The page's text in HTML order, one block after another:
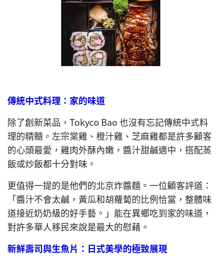
傳統中式料理：家的味道
除了創新菜品，Tokyco Bao 也沒有忘記傳統中式料
理的精髓。左宗棠雞、橙汁雞、芝麻雞都是許多顧客
的心頭最愛，雞肉外酥內嫩，醬汁甜鹹適中，搭配蒸
飯或炒飯都十分對味。
更值得一提的是他們的北京炸醬麵。一位顧客評道：
「醬汁不會太鹹，黃瓜和胡蘿蔔的比例恰當，整體味
道接近奶奶級的好手藝。」能在異鄉吃到家的味道，
對許多華人移民來說是最大的慰藉。
新鮮壽司與生魚片：日式美學的極致展現